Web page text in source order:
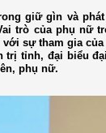
giữ gìn và
trò của phụ nữ
sự tham gia
trị tỉnh, đại biểu
phụ nữ.